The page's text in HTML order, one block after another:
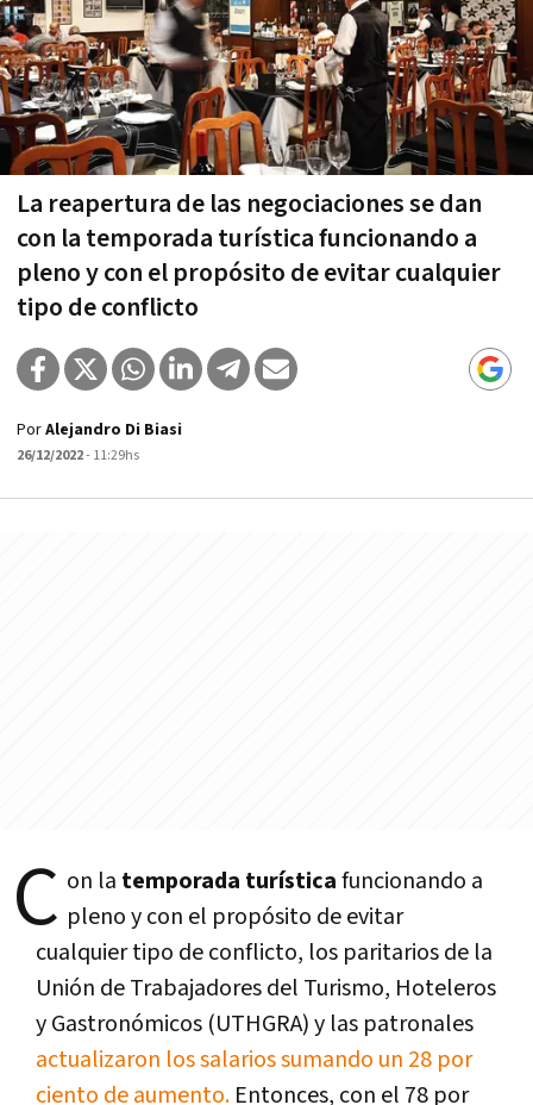
La reapertura de las negociaciones se dan
con la temporada turística funcionando a
pleno y con el propósito de evitar cualquier
tipo de conflicto
PorAlejandro Di Biasi
26/12/2022- 11:29hs
C on la temporada turísticafuncionando a
pleno y con el propósito de evitar
cualquier tipo de conflicto, los paritarios de la
Unión de Trabajadores del Turismo, Hoteleros
y Gastronómicos (UTHGRA) y las patronales
actualizaron los salarios sumando un 28 por
ciento de aumento. Entonces, con el 78 por